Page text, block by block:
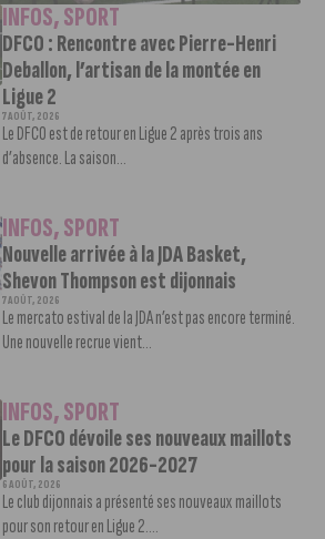
INFOS,SPORT
DFCO : Rencontre avec Pierre-Henri
Deballon, l’artisan de la montée en
Ligue 2
7 AOÛT, 2026
Le DFCO est de retour en Ligue 2 après trois ans
d’absence. La saison...
INFOS,SPORT
Nouvelle arrivée à la JDA Basket,
Shevon Thompson est dijonnais
7 AOÛT, 2026
Le mercato estival de la JDA n’est pas encore terminé.
Une nouvelle recrue vient...
INFOS,SPORT
Le DFCO dévoile ses nouveaux maillots
pour la saison 2026-2027
6 AOÛT, 2026
Le club dijonnais a présenté ses nouveaux maillots
pour son retour en Ligue 2....